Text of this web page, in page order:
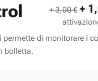
+ 3,00 € +
di monitorare i
bolletta.